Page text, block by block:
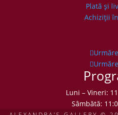
Plată şi
Achiziţii
Luni – Vineri:
Sâmbătă: